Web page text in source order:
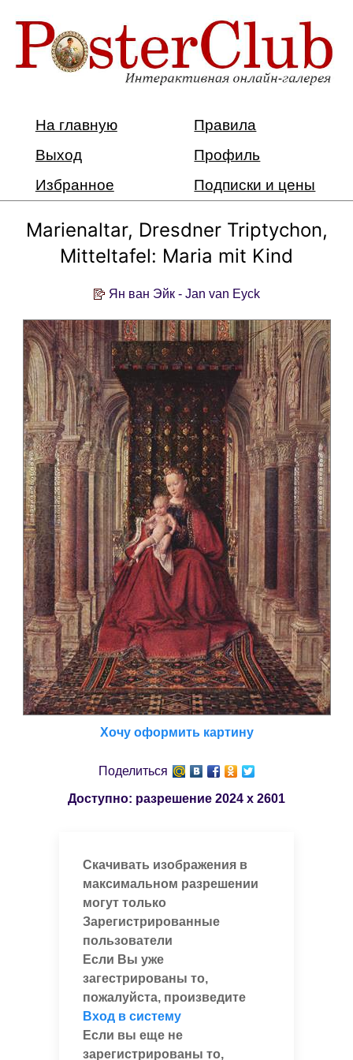
На главную
Правила
Выход
Профиль
Избранное
Подписки и цены
Marienaltar, Dresdner Triptychon,
Mitteltafel: Maria mit Kind
Ян ван Эйк - Jan van Eyck
Хочу оформить картину
Поделиться
Доступно: разрешение 2024 x 2601
Скачивать изображения в
максимальном разрешении
могут только
Зарегистрированные
пользователи
Если Вы уже
загестрированы то,
пожалуйста, произведите
Вход в систему
Если вы еще не
зарегистрированы то,